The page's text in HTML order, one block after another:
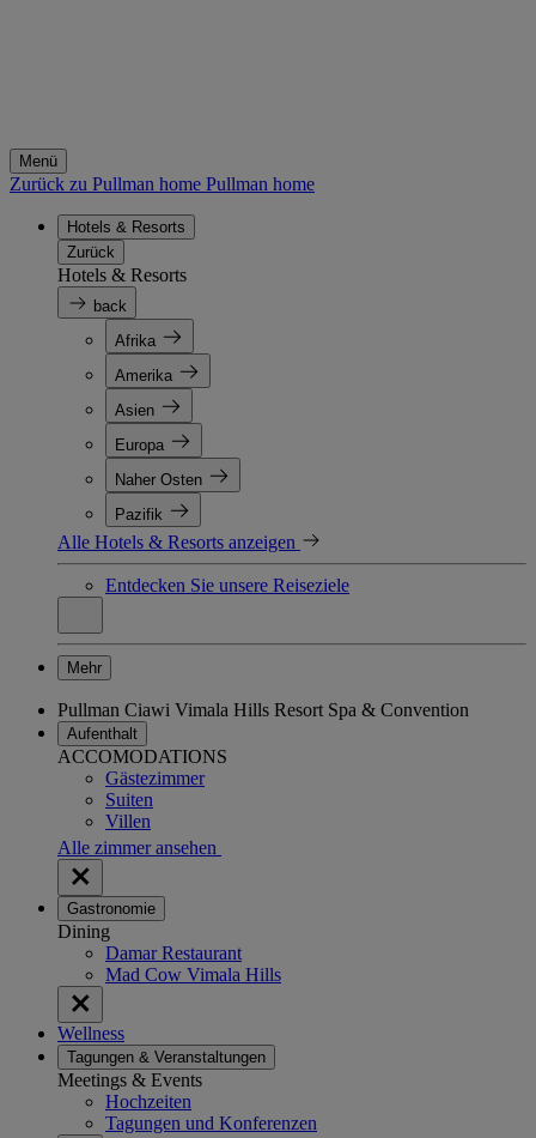
Menü
Zurück zu Pullman home Pullman home
Hotels & Resorts
Zurück
Hotels & Resorts
back
Afrika
Amerika
Asien
Europa
Naher Osten
Pazifik
Alle Hotels & Resorts anzeigen
Entdecken Sie unsere Reiseziele
Mehr
Pullman Ciawi Vimala Hills Resort Spa & Convention
Aufenthalt
ACCOMODATIONS
Gästezimmer
Suiten
Villen
Alle zimmer ansehen
Gastronomie
Dining
Damar Restaurant
Mad Cow Vimala Hills
Wellness
Tagungen & Veranstaltungen
Meetings & Events
Hochzeiten
Tagungen und Konferenzen